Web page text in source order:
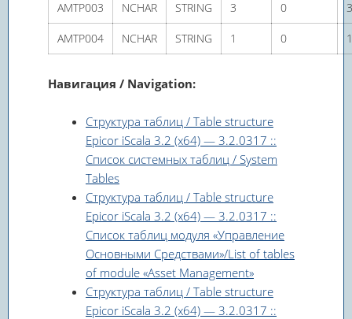
AMTP003 NCHAR STRING 3 0 3
AMTP004 NCHAR STRING 1 0 1
Навигация / Navigation:
Структура таблиц / Table structure
Epicor iScala 3.2 (x64) — 3.2.0317 ::
Список системных таблиц / System
Tables
Структура таблиц / Table structure
Epicor iScala 3.2 (x64) — 3.2.0317 ::
Список таблиц модуля «Управление
Основными Средствами»/List of tables
of module «Asset Management»
Структура таблиц / Table structure
Epicor iScala 3.2 (x64) — 3.2.0317 ::